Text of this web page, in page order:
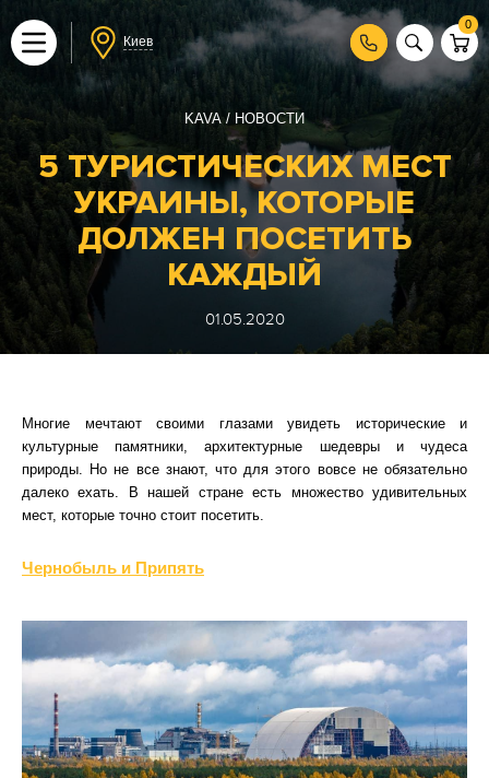
Киев
0
KAVA НОВОСТИ
5 ТУРИСТИЧЕСКИХ МЕСТ
УКРАИНЫ, КОТОРЫЕ
ДОЛЖЕН ПОСЕТИТЬ
КАЖДЫЙ
01.05.2020
Многие мечтают своими глазами увидеть исторические и
культурные памятники, архитектурные шедевры и чудеса
природы. Но не все знают, что для этого вовсе не обязательно
далеко ехать. В нашей стране есть множество удивительных
мест, которые точно стоит посетить.
Чернобыль и Припять